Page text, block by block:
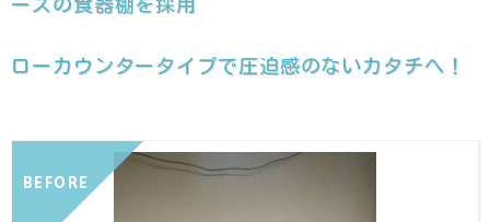
ーズの食器棚を採用
ローカウンタータイプで圧迫感のないカタチへ！
BEFORE